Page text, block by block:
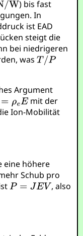
) bis fast
In
ist EAD
steigt die
bei niedrigeren
was
Argument
mit der
Ion-Mobilität
eine höhere
Schub pro
, also